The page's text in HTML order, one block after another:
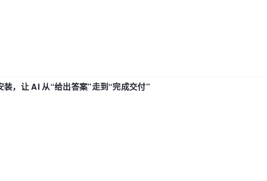
，让 AI 从“给出答案”走到“完成交付”